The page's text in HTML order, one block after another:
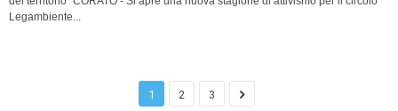
Legambiente...
1 2 3